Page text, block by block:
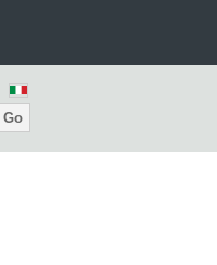
Go